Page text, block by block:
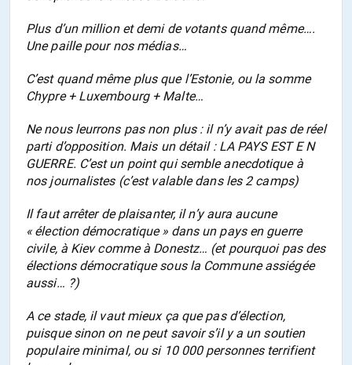
Plus d’un million et demi de votants quand même….
Une paille pour nos médias…
C’est quand même plus que l’Estonie, ou la somme
Chypre + Luxembourg + Malte…
Ne nous leurrons pas non plus : il n’y avait pas de réel
parti d’opposition. Mais un détail : LA PAYS EST E N
GUERRE. C’est un point qui semble anecdotique à
nos journalistes (c’est valable dans les 2 camps)
Il faut arrêter de plaisanter, il n’y aura aucune
« élection démocratique » dans un pays en guerre
civile, à Kiev comme à Donestz… (et pourquoi pas des
élections démocratique sous la Commune assiégée
aussi… ?)
A ce stade, il vaut mieux ça que pas d’élection,
puisque sinon on ne peut savoir s’il y a un soutien
populaire minimal, ou si 10 000 personnes terrifient